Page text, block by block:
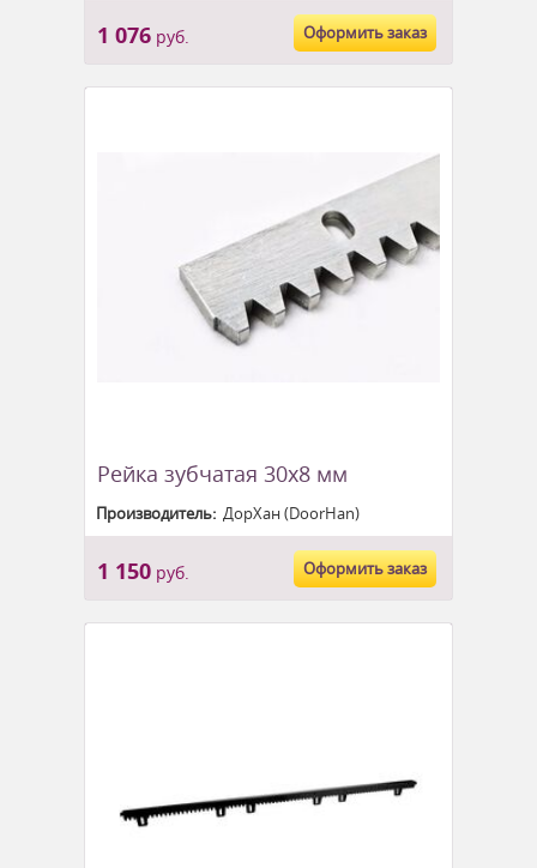
1 076руб. Оформить заказ
Рейка зубчатая 30x8 мм
Производитель:ДорХан (DoorHan)
1 150руб. Оформить заказ